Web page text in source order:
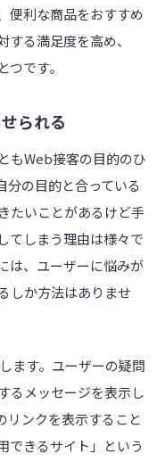
便利な商品をおすすめ
る満足度を高め、
です。
られる
もWeb接客の目的のひ
分の目的と合っている
たいことがあるけど手
てしまう理由は様々で
は、ユーザーに悩みが
しか方法はありませ
ます。ユーザーの疑問
るメッセージを表示し
リンクを表示すること
できるサイト」という